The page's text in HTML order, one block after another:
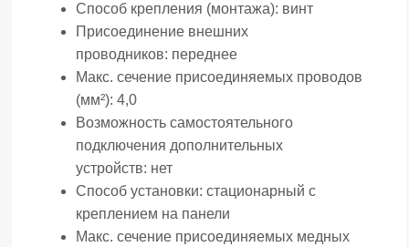
Способ крепления (монтажа): винт
Присоединение внешних
проводников: переднее
Макс. сечение присоединяемых проводов
(мм²): 4,0
Возможность самостоятельного
подключения дополнительных
устройств: нет
Способ установки: стационарный с
креплением на панели
Макс. сечение присоединяемых медных